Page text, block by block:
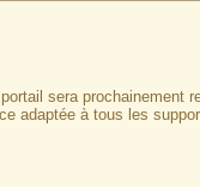
sera prochainement
adaptée à tous les